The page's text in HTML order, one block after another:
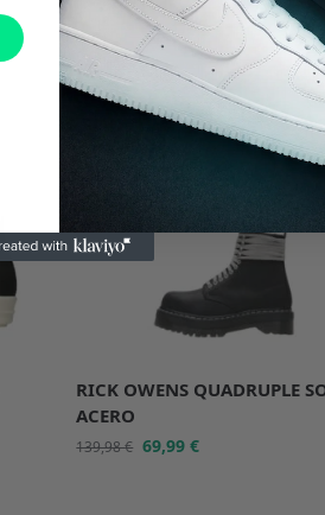
RICK OWENS QUADRUPLE
ACERO
139,98€ 69,99€